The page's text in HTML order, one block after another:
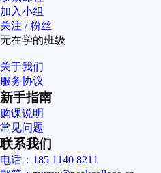
加入小组
关注 / 粉丝
无在学的班级
关于我们
服务协议
新手指南
购课说明
常见问题
联系我们
电话：185 1140 8211